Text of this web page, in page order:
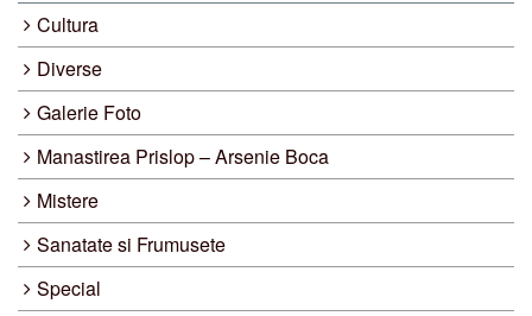
Cultura
Diverse
Galerie Foto
Manastirea Prislop – Arsenie Boca
Mistere
Sanatate si Frumusete
Special